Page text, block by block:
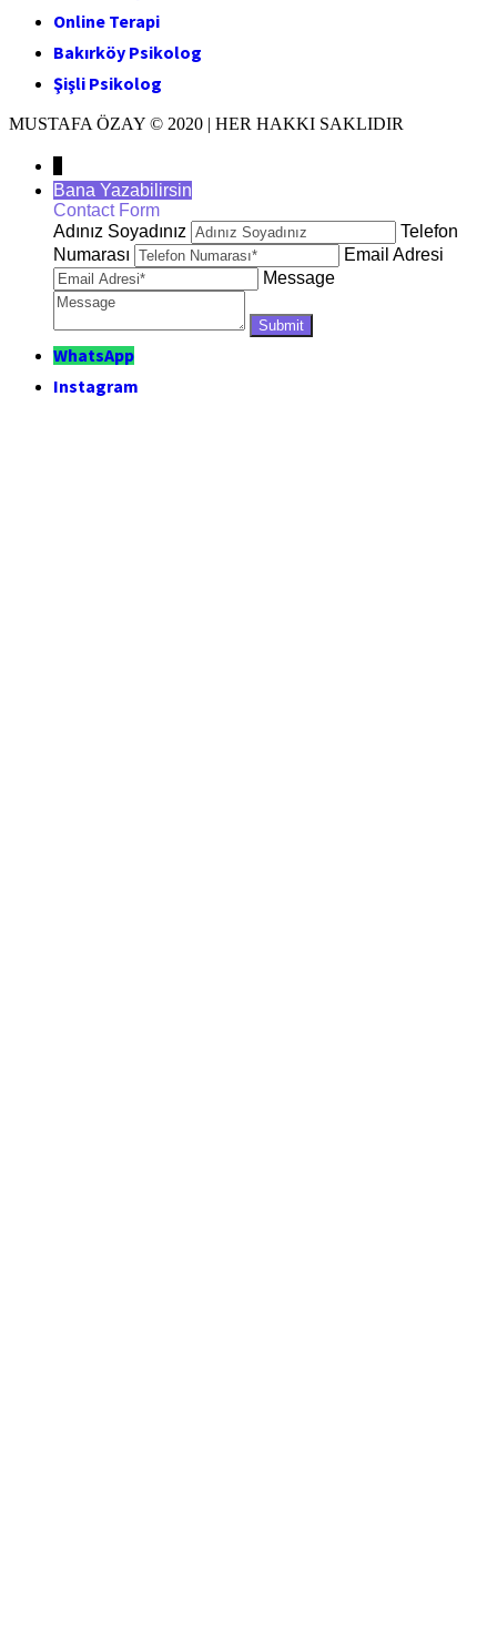
Online Terapi
Bakırköy Psikolog
Şişli Psikolog
MUSTAFA ÖZAY © 2020 | HER HAKKI SAKLIDIR
Bana Yazabilirsin
Contact Form
Adınız Soyadınız
Telefon
Numarası
Email Adresi
Message
WhatsApp
Instagram